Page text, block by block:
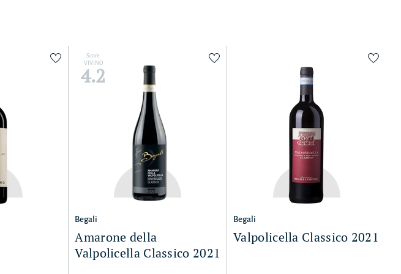
Score
VIVINO
4.2
Begali
Amarone della
Valpolicella Classico 2021
Begali
Valpolicella Classico 2021